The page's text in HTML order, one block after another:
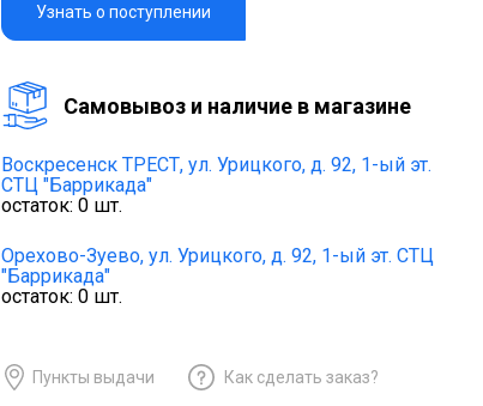
Узнать о поступлении
Cамовывоз и наличие в магазине
Воскресенск ТРЕСТ, ул. Урицкого, д. 92, 1-ый эт.
СТЦ "Баррикада"
остаток: 0 шт.
Орехово-Зуево, ул. Урицкого, д. 92, 1-ый эт. СТЦ
"Баррикада"
остаток: 0 шт.
Пункты выдачи Как сделать заказ?